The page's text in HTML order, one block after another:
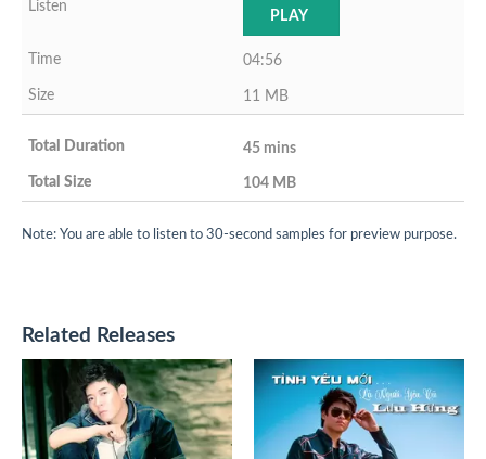
PLAY
04:56
11 MB
45 mins
104 MB
Note: You are able to listen to 30-second samples for preview purpose.
Related Releases